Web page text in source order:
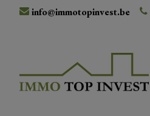
info@immotopinvest.be